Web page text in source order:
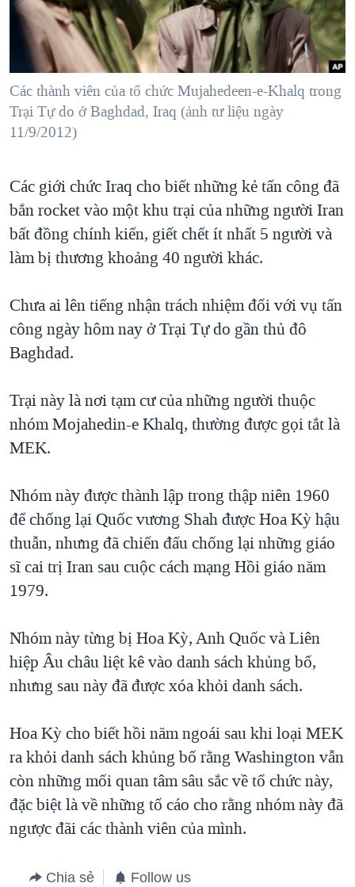
"Tìm" NGƯỜI VIỆT HẢI NGOẠI
ĐỜI SỐNG
KINH TẾ
SỨC KHOẺ
THỂ THAO
GIÁO DỤC
TẠI
HÀNH TRÌNH BẦU CỬ 2024
MỘT NĂM CHIẾN TRANH TẠI DẢI GAZA
GIẢI MÃ VÀNH ĐAI & CON ĐƯỜNG
NGÀY TỊ NẠN THẾ GIỚI
CHI PHÍ CHIẾN TRANH AFGHANISTAN
CÁC GIÁ TRỊ CỘNG HÒA Ở VIỆT NAM
THƯỢNG ĐỈNH TRUMP-KIM TẠI VIỆT NAM
NGƯ DÂN VIỆT VÀ LÀN SÓNG TRỘM HẢI SÂM
BÊN KIA QUỐC LỘ: TIẾNG VỌNG TỪ NÔNG THÔN MỸ
VIDEO
NGHE
MẠNG XÃ HỘI
Các thành viên của tổ chức Mujahedeen-e-Khalq trong
Trại Tự do ở Baghdad, Iraq (ảnh tư liệu ngày
11/9/2012)
Các giới chức Iraq cho biết những kẻ tấn công đã
bắn rocket vào một khu trại của những người Iran
bất đồng chính kiến, giết chết ít nhất 5 người và
làm bị thương khoảng 40 người khác.
Chưa ai lên tiếng nhận trách nhiệm đối với vụ tấn
công ngày hôm nay ở Trại Tự do gần thủ đô
Baghdad.
Trại này là nơi tạm cư của những người thuộc
nhóm Mojahedin-e Khalq, thường được gọi tắt là
MEK.
Nhóm này được thành lập trong thập niên 1960
để chống lại Quốc vương Shah được Hoa Kỳ hậu
thuẫn, nhưng đã chiến đấu chống lại những giáo
sĩ cai trị Iran sau cuộc cách mạng Hồi giáo năm
1979.
Nhóm này từng bị Hoa Kỳ, Anh Quốc và Liên
hiệp Âu châu liệt kê vào danh sách khủng bố,
nhưng sau này đã được xóa khỏi danh sách.
Hoa Kỳ cho biết hồi năm ngoái sau khi loại MEK
ra khỏi danh sách khủng bố rằng Washington vẫn
còn những mối quan tâm sâu sắc về tổ chức này,
đặc biệt là về những tố cáo cho rằng nhóm này đã
ngược đãi các thành viên của mình.
Chia sẻ Follow us